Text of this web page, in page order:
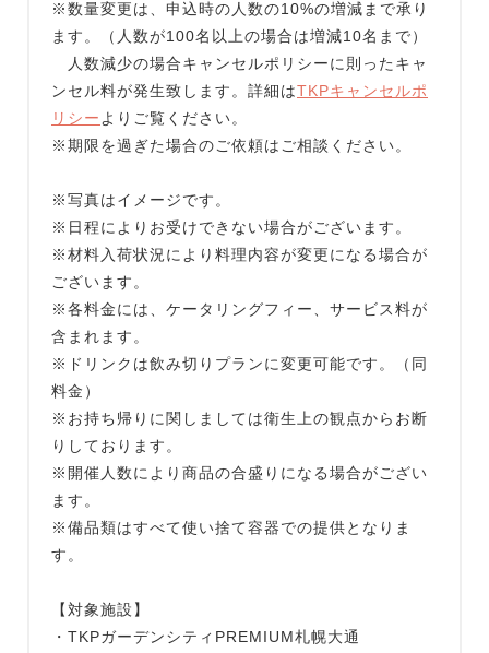
※数量変更は、申込時の人数の10%の増減まで承り
ます。（人数が100名以上の場合は増減10名まで）
人数減少の場合キャンセルポリシーに則ったキャ
ンセル料が発生致します。詳細はTKPキャンセルポ
リシー よりご覧ください。
※期限を過ぎた場合のご依頼はご相談ください。
※写真はイメージです。
※日程によりお受けできない場合がございます。
※材料入荷状況により料理内容が変更になる場合が
ございます。
※各料金には、ケータリングフィー、サービス料が
含まれます。
※ドリンクは飲み切りプランに変更可能です。（同
料金）
※お持ち帰りに関しましては衛生上の観点からお断
りしております。
※開催人数により商品の合盛りになる場合がござい
ます。
※備品類はすべて使い捨て容器での提供となりま
す。
【対象施設】
・TKPガーデンシティPREMIUM札幌大通